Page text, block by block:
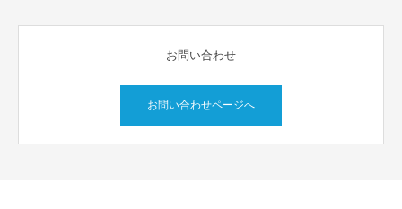
お問い合わせ
お問い合わせページへ